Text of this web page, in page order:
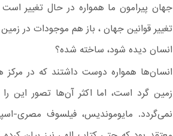
جهان پیرامون ما همواره در حال تغییر
تغییر قوانین جهان ، باز هم موجودات در
انسان دیده شود، ساخته شده؟
انسان‌ها همواره دوست داشتند که در مرکز
زمین گرد است، اما اکثر آن‌ها تصور این
نمی‌گردد. مایوموندیس، فیلسوف مصری-